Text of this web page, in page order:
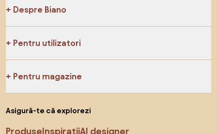
Despre Biano
Pentru utilizatori
Pentru magazine
Asigură-te că explorezi
ProduseInspirațiiAI designer